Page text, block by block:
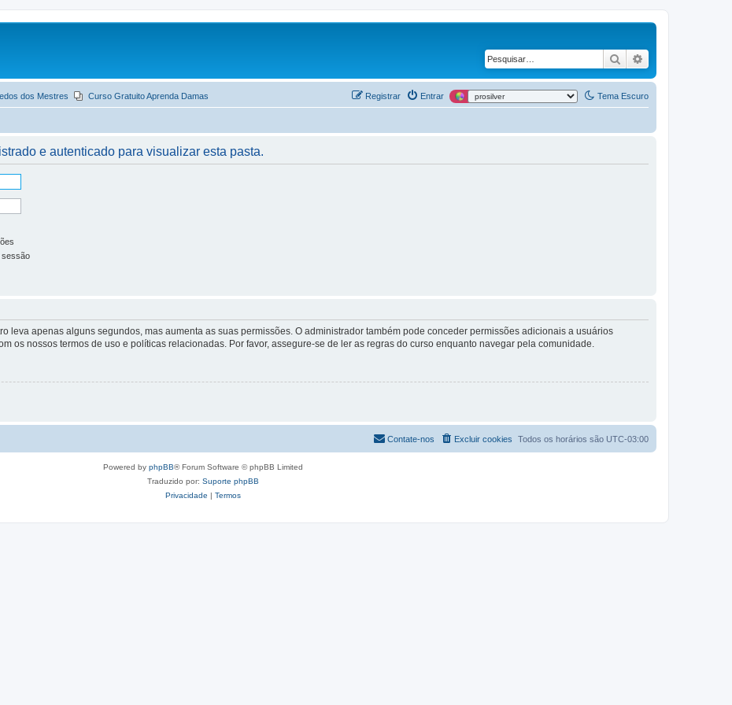
Pesquisar
Tema Escuro
dos Mestres Curso Gratuito Aprenda Damas Entrar
Registrar
e autenticado para visualizar esta pasta.
sessão
leva apenas alguns segundos, mas aumenta as suas permissões. O administrador também pode conceder permissões adicionais a usuários
os nossos termos de uso e políticas relacionadas. Por favor, assegure-se de ler as regras do curso enquanto navegar pela comunidade.
Todos os horários são UTC-03:00
Excluir cookies
Contate-nos
Powered by phpBB® Forum Software © phpBB Limited
Traduzido por: Suporte phpBB
Privacidade | Termos